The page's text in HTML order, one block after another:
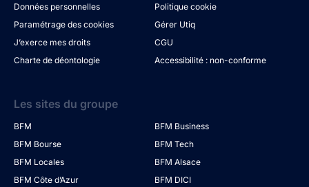
Données personnelles
Politique cookie
Paramétrage des cookies
Gérer Utiq
J’exerce mes droits
CGU
Charte de déontologie
Accessibilité : non-conforme
Les sites du groupe
BFM
BFM Business
BFM Bourse
BFM Tech
BFM Locales
BFM Alsace
BFM Côte d’Azur
BFM DICI